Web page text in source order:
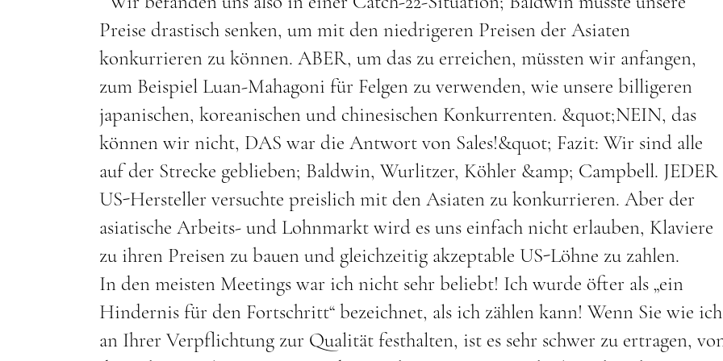
Preise drastisch senken, um mit den niedrigeren Preisen der Asiaten
konkurrieren zu können. ABER, um das zu erreichen, müssten wir anfangen,
zum Beispiel Luan-Mahagoni für Felgen zu verwenden, wie unsere billigeren
japanischen, koreanischen und chinesischen Konkurrenten. &quot;NEIN, das
können wir nicht, DAS war die Antwort von Sales!&quot; Fazit: Wir sind alle
auf der Strecke geblieben; Baldwin, Wurlitzer, Köhler &amp; Campbell. JEDER
US-Hersteller versuchte preislich mit den Asiaten zu konkurrieren. Aber der
asiatische Arbeits- und Lohnmarkt wird es uns einfach nicht erlauben, Klaviere
zu ihren Preisen zu bauen und gleichzeitig akzeptable US-Löhne zu zahlen.
In den meisten Meetings war ich nicht sehr beliebt! Ich wurde öfter als „ein
Hindernis für den Fortschritt“ bezeichnet, als ich zählen kann! Wenn Sie wie ich
an Ihrer Verpflichtung zur Qualität festhalten, ist es sehr schwer zu ertragen,